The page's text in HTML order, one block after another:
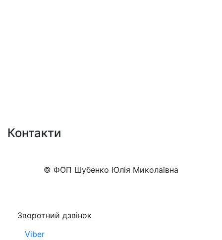
Контакти
© ФОП Шубенко Юлія Миколаївна
Зворотний дзвінок
Viber